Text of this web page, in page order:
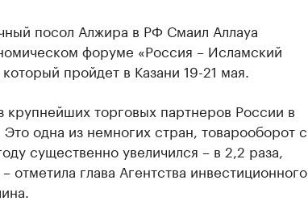
посол Алжира в РФ Смаил Аллауа
форуме «Россия – Исламский
пройдет в Казани 19-21 мая.
крупнейших торговых партнеров России в
одна из немногих стран, товарооборот с
существенно увеличился – в 2,2 раза,
отметила глава Агентства инвестиционного